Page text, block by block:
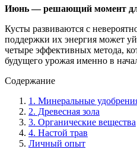
Июнь — решающий момент
Кусты развиваются с
поддержки их энергия может
четыре эффективных метода,
будущего урожая именно в
Содержание
1. Минеральные
2. Древесная зола
3. Органические вещества
4. Настой трав
Личный опыт